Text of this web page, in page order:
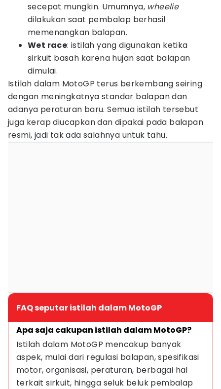
secepat mungkin. Umumnya, wheelie
dilakukan saat pembalap berhasil
memenangkan balapan.
Wet race: istilah yang digunakan ketika
sirkuit basah karena hujan saat balapan
dimulai.
Istilah dalam MotoGP terus berkembang seiring
dengan meningkatnya standar balapan dan
adanya peraturan baru. Semua istilah tersebut
juga kerap diucapkan dan dipakai pada balapan
resmi, jadi tak ada salahnya untuk tahu.
FAQ seputar istilah dalam MotoGP
Apa saja cakupan istilah dalam MotoGP?
Istilah dalam MotoGP mencakup banyak
aspek, mulai dari regulasi balapan, spesifikasi
motor, organisasi, peraturan, berbagai hal
terkait sirkuit, hingga seluk beluk pembalap